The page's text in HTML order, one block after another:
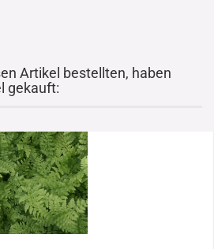
Artikel bestellten, haben
gekauft: